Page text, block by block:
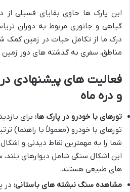
این پارک ها حاوی بقایای فسیلی از
درک ما از تکامل حیات در زمین کمک
مناطق، سفری به گذشته های دور
فعالیت های پیشنهادی در
و دره ماه
تورهای با خودرو در پارک ها: برای
تورهای با خودرو (معمولاً با راهنما)
شما را به مهمترین نقاط دیدنی و
این اشکال سنگی شامل دیوارهای
های طبیعی هستند.
مشاهده سنگ نبشته های باستانی: در